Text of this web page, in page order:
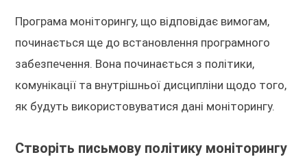
Програма моніторингу, що відповідає вимогам,
починається ще до встановлення програмного
забезпечення. Вона починається з політики,
комунікації та внутрішньої дисципліни щодо того,
як будуть використовуватися дані моніторингу.
Створіть письмову політику моніторингу